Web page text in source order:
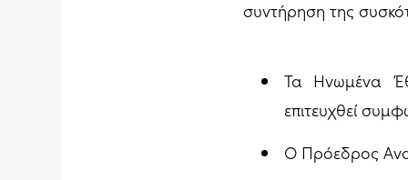
συντήρηση της
Τα Ηνωμένα
επιτευχθεί
Ο Πρόεδρος